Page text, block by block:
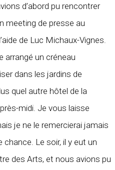
d’abord pu rencontrer
meeting de presse au
de Luc Michaux-Vignes.
arrangé un créneau
dans les jardins de
quel autre hôtel de la
midi. Je vous laisse
je ne le remercierai jamais
chance. Le soir, il y eut un
des Arts, et nous avions pu